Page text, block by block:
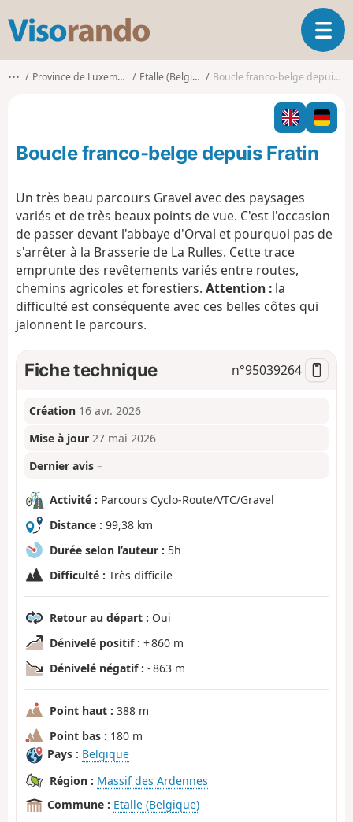
s
o
o
O
u
i
r
l
i
g
••• Province de Luxembourg Etalle (Belgique) Boucle franco-belge depuis Fratin
Boucle franco-belge depuis Fratin
Un très beau parcours Gravel avec des paysages
variés et de très beaux points de vue. C'est l'occasion
de passer devant l'abbaye d'Orval et pourquoi pas de
s'arrêter à la Brasserie de La Rulles. Cette trace
emprunte des revêtements variés entre routes,
chemins agricoles et forestiers. Attention : la
difficulté est conséquente avec ces belles côtes qui
jalonnent le parcours.
Fiche technique n°95039264
Création 16 avr. 2026
Mise à jour 27 mai 2026
Dernier avis –
Activité : Parcours Cyclo-Route/VTC/Gravel
Distance : 99,38 km
Durée selon l’auteur : 5h
Difficulté : Très difficile
Retour au départ : Oui
Dénivelé positif : + 860 m
Dénivelé négatif : - 863 m
Point haut : 388 m
Point bas : 180 m
Pays : Belgique
Région : Massif des Ardennes
Commune : Etalle (Belgique)